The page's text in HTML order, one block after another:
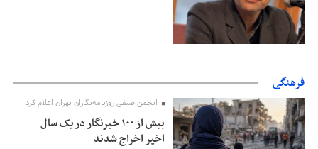
فرهنگی
انجمن صنفی روزنامه‌نگاران تهران اعلام کرد
بیش از ۱۰۰ خبرنگار در یک سال
اخیر اخراج شدند